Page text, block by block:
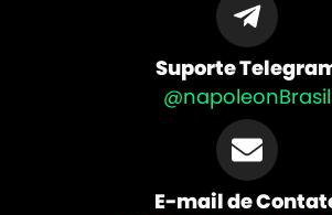
Suporte
@napoleonBrasil
E-mail de